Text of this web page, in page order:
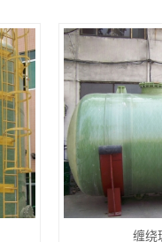
缠绕